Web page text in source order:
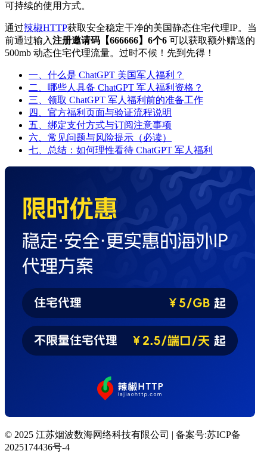
可持续的使用方式。
通过辣椒HTTP获取安全稳定干净的美国静态住宅代理IP。当
前通过输入注册邀请码【666666】6个6 可以获取额外赠送的
500mb 动态住宅代理流量。过时不候！先到先得！
一、什么是 ChatGPT 美国军人福利？
二、哪些人具备 ChatGPT 军人福利资格？
三、领取 ChatGPT 军人福利前的准备工作
四、官方福利页面与验证流程说明
五、绑定支付方式与订阅注意事项
六、常见问题与风险提示（必读）
七、总结：如何理性看待 ChatGPT 军人福利
© 2025 江苏烟波数海网络科技有限公司 | 备案号:苏ICP备
2025174436号-4